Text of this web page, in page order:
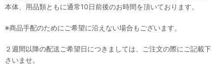
本体、用品類ともに通常10日前後のお時間を頂いております。
※商品手配のためにご希望に沿えない場合もございます。
２週間以降の配送ご希望日につきましては、ご注文の際にご記載下
さいませ。